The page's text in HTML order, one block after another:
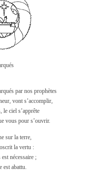
par nos prophètes
vont s’accomplir,
le ciel s’apprête
vous pour s’ouvrir.
sur la terre,
la vertu :
nécessaire ;
est abattu.